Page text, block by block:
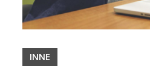
INNE